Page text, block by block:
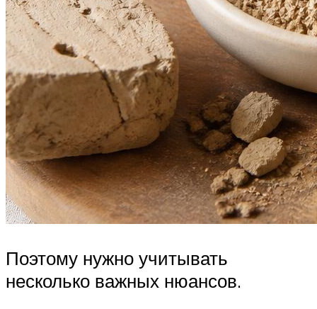
Поэтому нужно учитывать
несколько важных нюансов.